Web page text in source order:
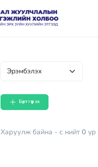
Бүртгүүлэх
Харуулж байна - с нийт0 үр